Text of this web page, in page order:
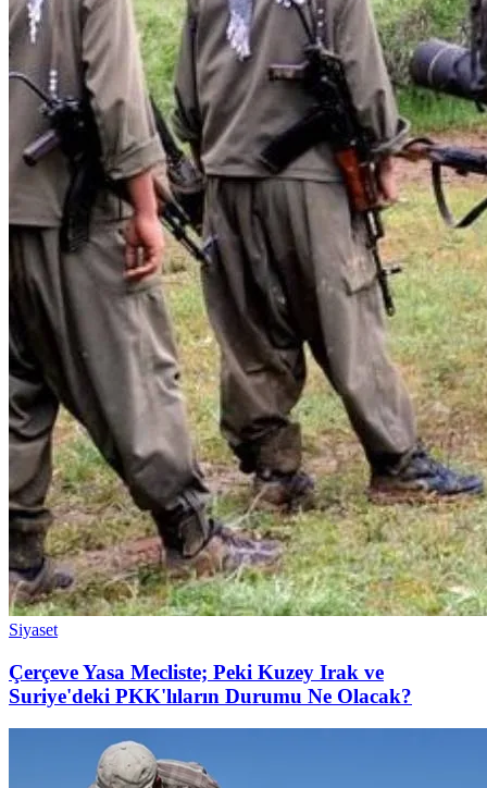
Siyaset
Çerçeve Yasa Mecliste; Peki Kuzey Irak ve
Suriye'deki PKK'lıların Durumu Ne Olacak?